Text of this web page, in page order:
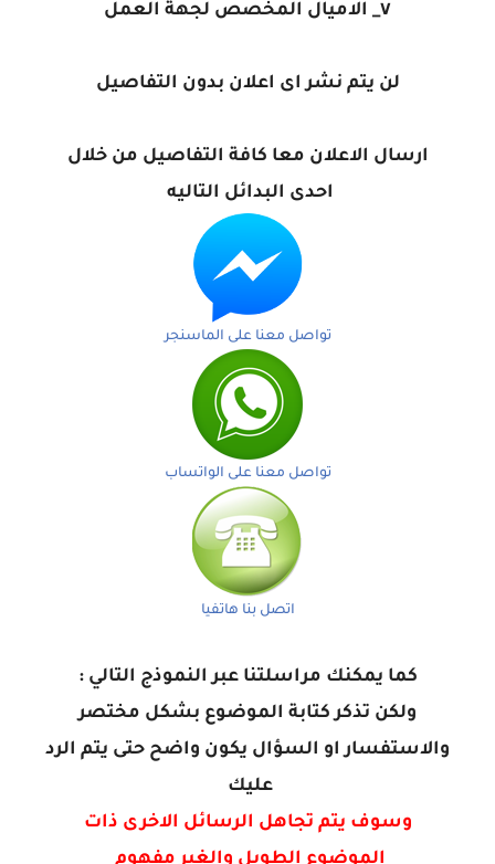
٧_ الاميال المخصص لجهة العمل
لن يتم نشر اى اعلان بدون التفاصيل
ارسال الاعلان معا كافة التفاصيل من خلال
احدى البدائل التاليه
تواصل معنا على الماسنجر
تواصل معنا على الواتساب
اتصل بنا هاتفيا
كما يمكنك مراسلتنا عبر النموذج التالي :
ولكن تذكر كتابة الموضوع بشكل مختصر
والاستفسار او السؤال يكون واضح حتى يتم الرد
عليك
وسوف يتم تجاهل الرسائل الاخرى ذات
الموضوع الطويل والغير مفهوم